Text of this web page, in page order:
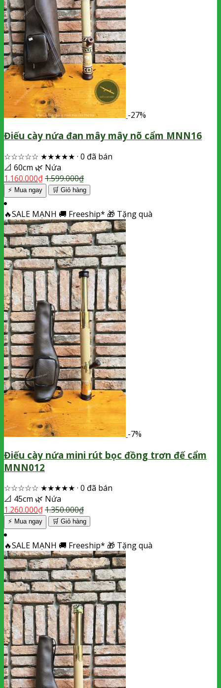
-27%
Điếu cày nứa đan mây mây nõ cẩm MNN16
☆☆☆☆☆ ★★★★★ · 0 đã bán
📐 60cm 🌿 Nứa
1.160.000₫1.599.000₫
⚡ Mua ngay 🛒 Giỏ hàng
🔥SALE MẠNH 🚚 Freeship* 🎁 Tặng quà
-7%
Điếu cày nứa mini rút bọc đồng trơn đế cẩm
MNN012
☆☆☆☆☆ ★★★★★ · 0 đã bán
📐 45cm 🌿 Nứa
1.260.000₫1.350.000₫
⚡ Mua ngay 🛒 Giỏ hàng
🔥SALE MẠNH 🚚 Freeship* 🎁 Tặng quà